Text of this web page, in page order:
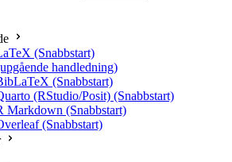
(Snabbstart)
handledning)
(Snabbstart)
(RStudio/Posit) (Snabbstart)
Markdown (Snabbstart)
(Snabbstart)